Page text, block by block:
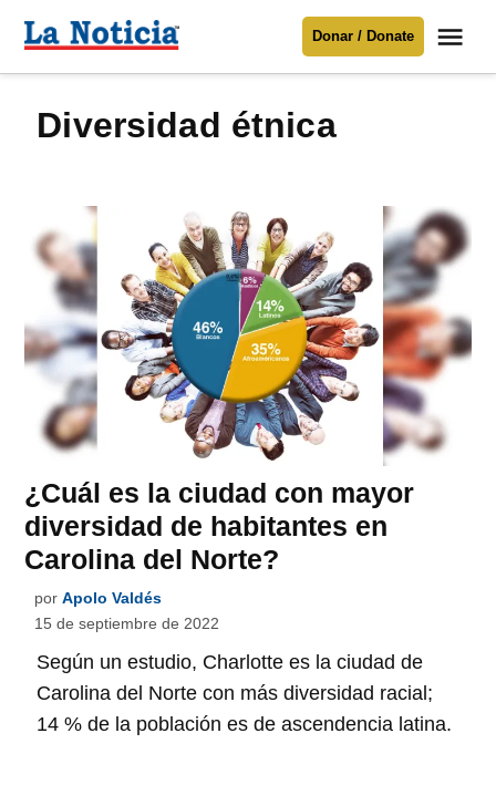
Para mantenerte informado necesitamos
contenido
Noticia
Donar / Donate
diversidad étnica
¿Cuál es la ciudad con mayor
diversidad de habitantes en
Carolina del Norte?
por Apolo Valdés
15 de septiembre de 2022
Según un estudio, Charlotte es la ciudad de
Carolina del Norte con más diversidad racial;
14 % de la población es de ascendencia latina.